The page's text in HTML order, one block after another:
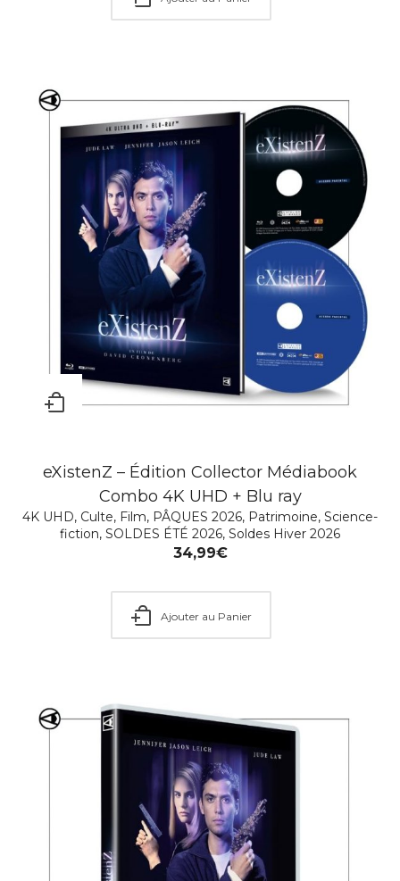
eXistenZ – Édition Collector Médiabook
Combo 4K UHD + Blu ray
4K UHD, Culte, Film, PÂQUES 2026, Patrimoine, Science-
fiction, SOLDES ÉTÉ 2026, Soldes Hiver 2026
34,99€
Ajouter au Panier